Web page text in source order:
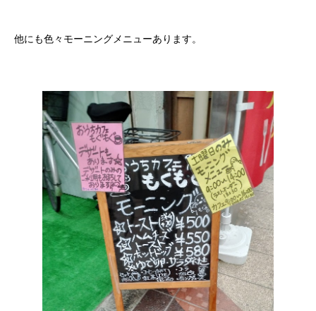
他にも色々モーニングメニューあります。